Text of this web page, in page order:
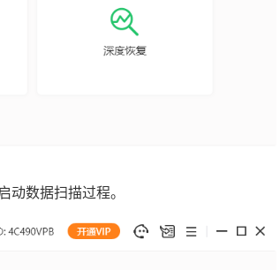
动数据扫描过程。